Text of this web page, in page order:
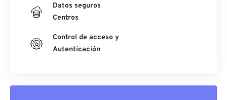
Datos seguros
Centros
Control de acceso y
Autenticación